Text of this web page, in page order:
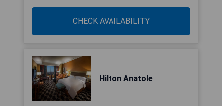
CHECK AVAILABILITY
Hilton Anatole